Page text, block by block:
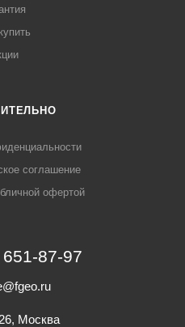
соглашение
офертой
87-97
Москва